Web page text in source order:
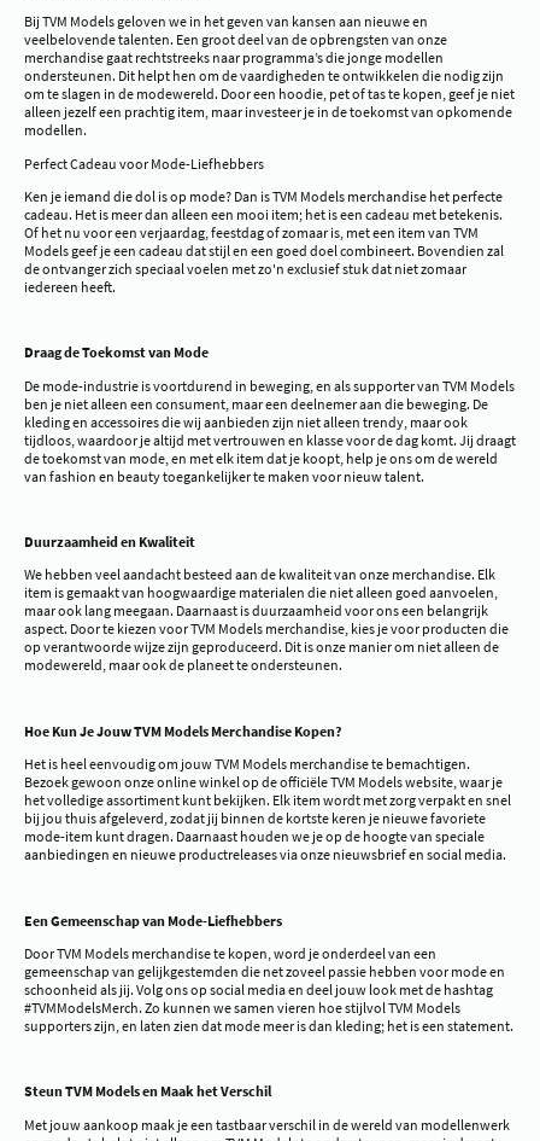
Bij TVM Models geloven we in het geven van kansen aan nieuwe en
veelbelovende talenten. Een groot deel van de opbrengsten van onze
merchandise gaat rechtstreeks naar programma’s die jonge modellen
ondersteunen. Dit helpt hen om de vaardigheden te ontwikkelen die nodig zijn
om te slagen in de modewereld. Door een hoodie, pet of tas te kopen, geef je niet
alleen jezelf een prachtig item, maar investeer je in de toekomst van opkomende
modellen.
Perfect Cadeau voor Mode-Liefhebbers
Ken je iemand die dol is op mode? Dan is TVM Models merchandise het perfecte
cadeau. Het is meer dan alleen een mooi item; het is een cadeau met betekenis.
Of het nu voor een verjaardag, feestdag of zomaar is, met een item van TVM
Models geef je een cadeau dat stijl en een goed doel combineert. Bovendien zal
de ontvanger zich speciaal voelen met zo'n exclusief stuk dat niet zomaar
iedereen heeft.
Draag de Toekomst van Mode
De mode-industrie is voortdurend in beweging, en als supporter van TVM Models
ben je niet alleen een consument, maar een deelnemer aan die beweging. De
kleding en accessoires die wij aanbieden zijn niet alleen trendy, maar ook
tijdloos, waardoor je altijd met vertrouwen en klasse voor de dag komt. Jij draagt
de toekomst van mode, en met elk item dat je koopt, help je ons om de wereld
van fashion en beauty toegankelijker te maken voor nieuw talent.
Duurzaamheid en Kwaliteit
We hebben veel aandacht besteed aan de kwaliteit van onze merchandise. Elk
item is gemaakt van hoogwaardige materialen die niet alleen goed aanvoelen,
maar ook lang meegaan. Daarnaast is duurzaamheid voor ons een belangrijk
aspect. Door te kiezen voor TVM Models merchandise, kies je voor producten die
op verantwoorde wijze zijn geproduceerd. Dit is onze manier om niet alleen de
modewereld, maar ook de planeet te ondersteunen.
Hoe Kun Je Jouw TVM Models Merchandise Kopen?
Het is heel eenvoudig om jouw TVM Models merchandise te bemachtigen.
Bezoek gewoon onze online winkel op de officiële TVM Models website, waar je
het volledige assortiment kunt bekijken. Elk item wordt met zorg verpakt en snel
bij jou thuis afgeleverd, zodat jij binnen de kortste keren je nieuwe favoriete
mode-item kunt dragen. Daarnaast houden we je op de hoogte van speciale
aanbiedingen en nieuwe productreleases via onze nieuwsbrief en social media.
Een Gemeenschap van Mode-Liefhebbers
Door TVM Models merchandise te kopen, word je onderdeel van een
gemeenschap van gelijkgestemden die net zoveel passie hebben voor mode en
schoonheid als jij. Volg ons op social media en deel jouw look met de hashtag
#TVMModelsMerch. Zo kunnen we samen vieren hoe stijlvol TVM Models
supporters zijn, en laten zien dat mode meer is dan kleding; het is een statement.
Steun TVM Models en Maak het Verschil
Met jouw aankoop maak je een tastbaar verschil in de wereld van modellenwerk